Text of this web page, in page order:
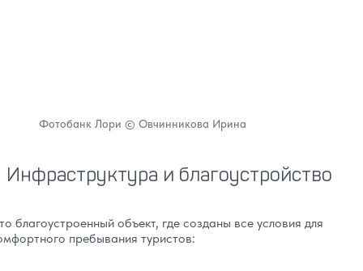
Фотобанк Лори © Овчинникова Ирина
Инфраструктура и благоустройство
благоустроенный объект, где созданы все условия для
пребывания туристов: